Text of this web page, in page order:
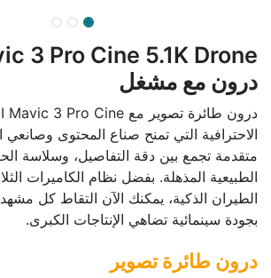
3 Pro Cine 5.1K Drone
درون مع مشغل
الاحترافية التي تمنح صناع المحتوى وصانعي
متقدمة تجمع بين دقة التفاصيل، وسلاسة
الطبيعية المذهلة. بفضل نظام الكاميرات
الطيران الذكية، يمكنك الآن التقاط كل
بجودة سينمائية تضاهي الإنتاجات الكبرى.
درون طائرة تصوير